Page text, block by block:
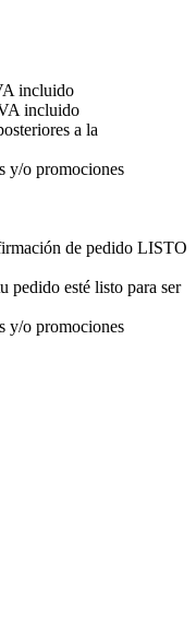
incluido
incluido
a la
y/o promociones
de pedido LISTO
pedido esté listo para ser
y/o promociones